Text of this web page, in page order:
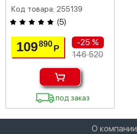
Код товара: 255139
(5)
109890Р
-25 %
146 520
под заказ
О компании